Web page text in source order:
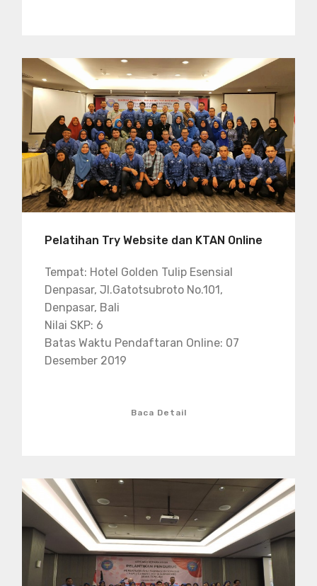
Pelatihan Try Website dan KTAN Online
Tempat: Hotel Golden Tulip Esensial
Denpasar, Jl.Gatotsubroto No.101,
Denpasar, Bali
Nilai SKP: 6
Batas Waktu Pendaftaran Online: 07
Desember 2019
Baca Detail